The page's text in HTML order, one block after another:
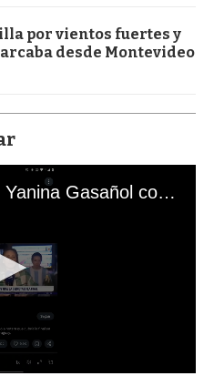
por vientos fuertes y
desde Montevideo
El mal momento de Yanina Gasañol con un hincha argentino en "Subrayado"